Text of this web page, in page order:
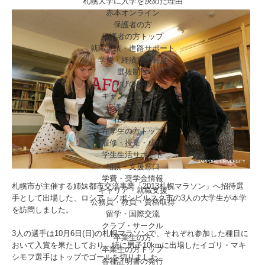
赤本オンライン
保護者の方
保護者の方トップ
就職実績・進路サポート
学費・経済支援制度
選抜制度
学びの特徴
キャンパスライフ
保護者サポート
在学生の方
在学生の方トップ
履修・授業・成績
学生生活サポート
相談・支援窓口
学費・奨学金情報
キャリア・就職支援
公務員・教員・資格取得
留学・国際交流
クラブ・サークル
卒業生の方
卒業生の方トップ
各種証明書の発行
札幌市が主催する姉妹都市交流事業「2013札幌マラソン」へ招待選
手として出場した、ロシア・ノボシビルスク市の3人の大学生が本学
を訪問しました。
3人の選手は10月6日(日)の札幌マラソンで、それぞれ参加した種目に
おいて入賞を果たしており、特に男子10kmに出場したイゴリ・マキ
シモフ選手はトップでゴールを切りました。